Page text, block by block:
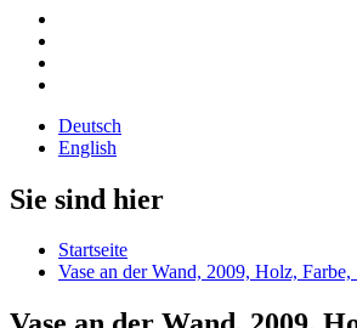
Deutsch
English
Sie sind hier
Startseite
Vase an der Wand, 2009, Holz,